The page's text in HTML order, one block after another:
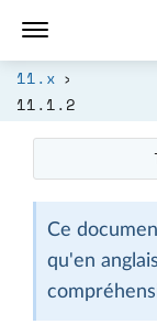
11.x
11.1.2
Ce
qu'en
Ouvrir le lien dans